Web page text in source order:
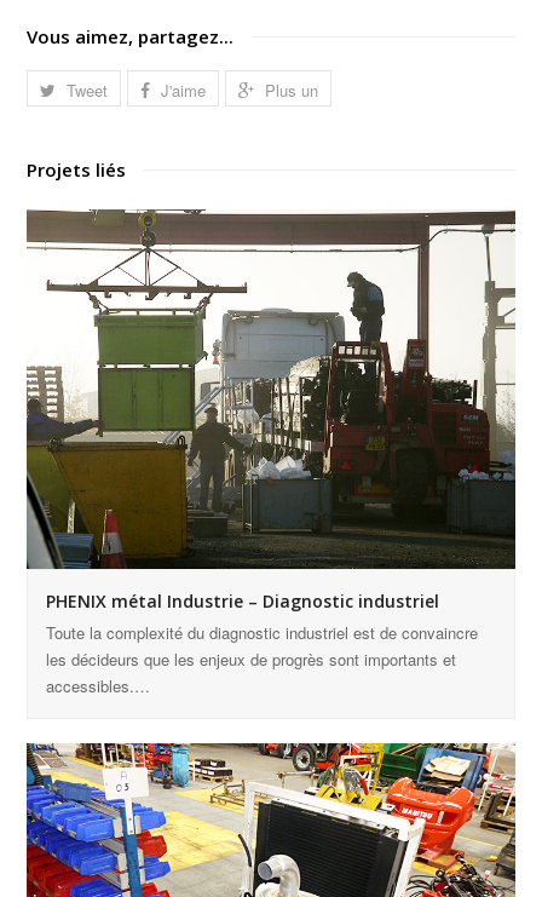
Vous aimez, partagez...
Tweet J'aime Plus un
Projets liés
PHENIX métal Industrie – Diagnostic industriel
Toute la complexité du diagnostic industriel est de convaincre
les décideurs que les enjeux de progrès sont importants et
accessibles.…